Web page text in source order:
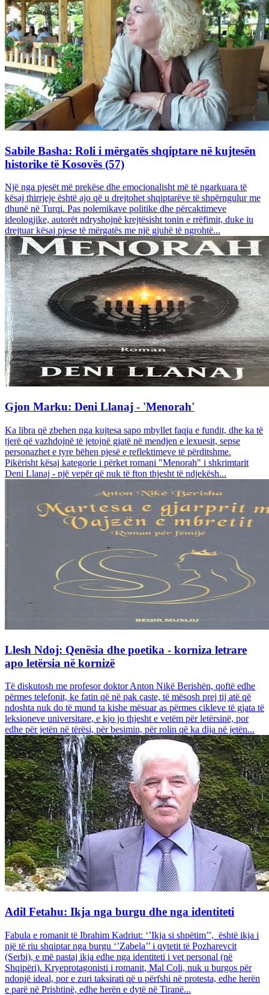
Sabile Basha: Roli i mërgatës shqiptare në kujtesën
historike të Kosovës (57)
Një nga pjesët më prekëse dhe emocionalisht më të ngarkuara të
kësaj thirrjeje është ajo që u drejtohet shqiptarëve të shpërngulur me
dhunë në Turqi. Pas polemikave politike dhe përcaktimeve
ideologjike, autorët ndryshojnë krejtësisht tonin e rrëfimit, duke iu
drejtuar kësaj pjese të mërgatës me një gjuhë të ngrohtë...
Gjon Marku: Deni Llanaj - 'Menorah'
Ka libra që zbehen nga kujtesa sapo mbyllet faqja e fundit, dhe ka të
tjerë që vazhdojnë të jetojnë gjatë në mendjen e lexuesit, sepse
personazhet e tyre bëhen pjesë e reflektimeve të përditshme.
Pikërisht kësaj kategorie i përket romani "Menorah" i shkrimtarit
Deni Llanaj - një vepër që nuk të fton thjesht të ndjekësh...
Llesh Ndoj: Qenësia dhe poetika - korniza letrare
apo letërsia në kornizë
Të diskutosh me profesor doktor Anton Nikë Berishën, qoftë edhe
përmes telefonit, ke fatin që në pak çaste, të mësosh prej tij atë që
ndoshta nuk do të mund ta kishe mësuar as përmes cikleve të gjata të
leksioneve universitare, e kjo jo thjesht e vetëm për letërsinë, por
edhe për jetën në tërësi, për besimin, për rolin që ka dija në jetën...
Adil Fetahu: Ikja nga burgu dhe nga identiteti
Fabula e romanit të Ibrahim Kadriut: ‘’Ikja si shpëtim’’, është ikja i
një të riu shqiptar nga burgu ‘’Zabela’’ i qytetit të Pozharevcit
(Serbi), e më pastaj ikja edhe nga identiteti i vet personal (në
Shqipëri). Kryeprotagonisti i romanit, Mal Coli, nuk u burgos për
ndonjë ideal, por e zuri taksirati që u përfshi në protesta, edhe herën
e parë në Prishtinë, edhe herën e dytë në Tiranë...